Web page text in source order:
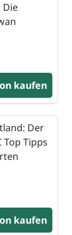
Die
kaufen
Der
Top Tipps
kaufen